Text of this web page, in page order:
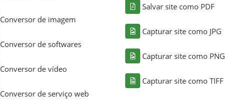
Conversor de imagem
Conversor de softwares
Conversor de vídeo
Conversor de serviço web
Salvar site como PDF
Capturar site como JPG
Capturar site como PNG
Capturar site como TIFF